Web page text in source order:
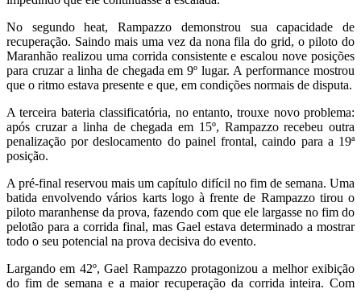
No segundo heat, Rampazzo demonstrou sua capacidade de
recuperação. Saindo mais uma vez da nona fila do grid, o piloto do
Maranhão realizou uma corrida consistente e escalou nove posições
para cruzar a linha de chegada em 9º lugar. A performance mostrou
que o ritmo estava presente e que, em condições normais de disputa.
A terceira bateria classificatória, no entanto, trouxe novo problema:
após cruzar a linha de chegada em 15º, Rampazzo recebeu outra
penalização por deslocamento do painel frontal, caindo para a 19ª
posição.
A pré-final reservou mais um capítulo difícil no fim de semana. Uma
batida envolvendo vários karts logo à frente de Rampazzo tirou o
piloto maranhense da prova, fazendo com que ele largasse no fim do
pelotão para a corrida final, mas Gael estava determinado a mostrar
todo o seu potencial na prova decisiva do evento.
Largando em 42º, Gael Rampazzo protagonizou a melhor exibição
do fim de semana e a maior recuperação da corrida inteira. Com